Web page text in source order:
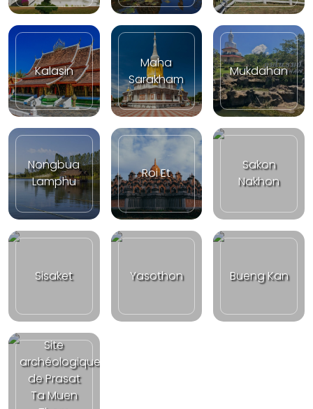
Kalasin
Maha
Sarakham
Mukdahan
Nongbua
Lamphu
Roi Et
Sakon
Nakhon
Sisaket Yasothon Bueng Kan
Site
archéologique
de Prasat
Ta Muen